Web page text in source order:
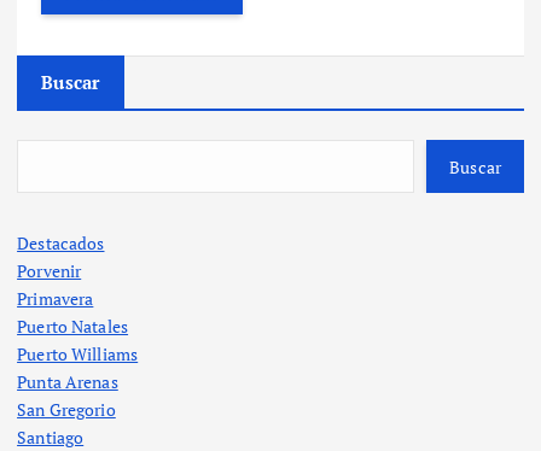
Buscar
Buscar
Destacados
Porvenir
Primavera
Puerto Natales
Puerto Williams
Punta Arenas
San Gregorio
Santiago